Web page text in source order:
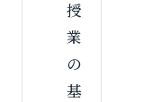
授
業
の
基